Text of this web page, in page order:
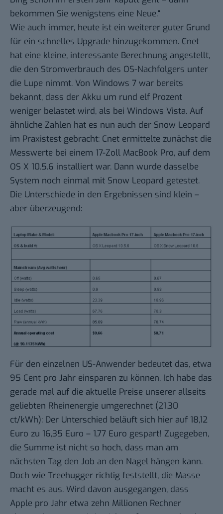
bekommen Sie wenigstens eine Neue.“
Wie auch immer, heute ist ein weiterer guter Grund
für ein schnelles Upgrade hinzugekommen. Cnet
hat eine kleine, interessante Berechnung angestellt,
die den Stromverbrauch des OS-Nachfolgers unter
die Lupe nimmt. Von Windows 7 war bereits
bekannt, dass der Akku um rund elf Prozent
weniger belastet wird, als bei Windows Vista. Auf
ähnliche Zahlen hat es nun auch der Snow Leopard
im Praxistest gebracht: Cnet ermittelte zunächst die
Messwerte bei einem 17-Zoll MacBook Pro, auf dem
OS X 10.5.6 installiert war. Dann wurde dasselbe
System noch einmal mit Snow Leopard getestet.
Die Unterschiede in den Ergebnissen sind klein –
aber überzeugend:
Für den einzelnen US-Anwender bedeutet das, etwa
95 Cent pro Jahr einsparen zu können. Ich habe das
gerade mal auf die aktuelle Preise unserer allseits
geliebten Rheinenergie umgerechnet (21,30
ct/kWh): Der Unterschied beläuft sich hier auf 18,12
Euro zu 16,35 Euro – 1,77 Euro gespart! Zugegeben,
die Summe ist nicht so hoch, dass man am
nächsten Tag den Job an den Nagel hängen kann.
Doch wie Treehugger richtig feststellt, die Masse
macht es aus. Wird davon ausgegangen, dass
Apple pro Jahr etwa zehn Millionen Rechner